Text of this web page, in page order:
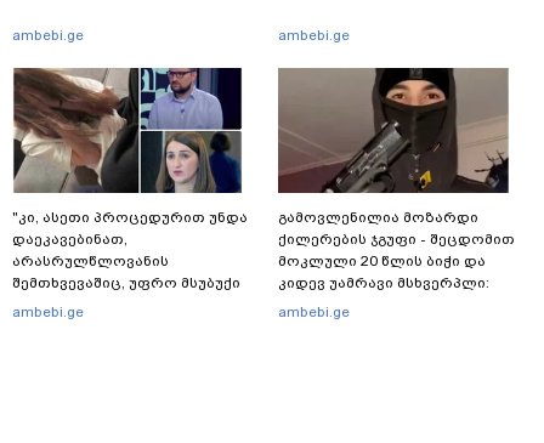
ambebi.ge
"კი, ასეთი პროცედურით უნდა
დაეკავებინათ,
არასრულწლოვანის
შემთხვევაშიც, უფრო მსუბუქი
ვარიანტი ძნელი
ambebi.ge
ambebi.ge
გამოვლენილია მოზარდი
ქილერების ჯგუფი - შეცდომით
მოკლული 20 წლის ბიჭი და
კიდევ უამრავი მსხვერპლი:
რომელ ქვეყნამდე მივიდა
ambebi.ge